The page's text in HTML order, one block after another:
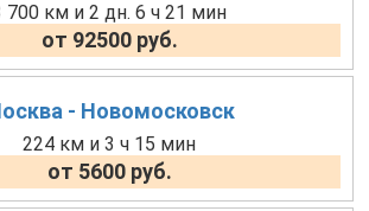
700 км и 2 дн. 6 ч 21 мин
от 92500 руб.
- Новомосковск
224 км и 3 ч 15 мин
от 5600 руб.